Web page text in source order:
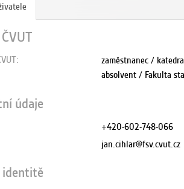
zaměstnanec /
absolvent / Fakulta
údaje
+420-602-748-066
jan.cihlar@fsv.cvut.cz
identitě